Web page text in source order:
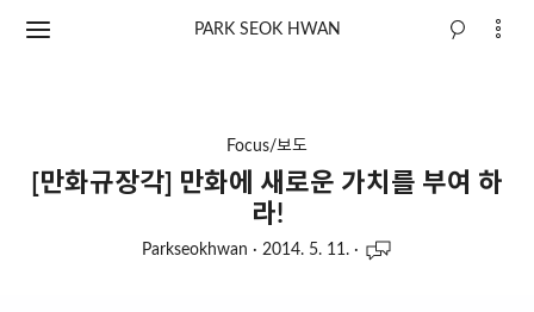
PARK SEOK HWAN
Focus/보도
[만화규장각] 만화에 새로운 가치를 부여 하
라!
Parkseokhwan · 2014. 5. 11. ·